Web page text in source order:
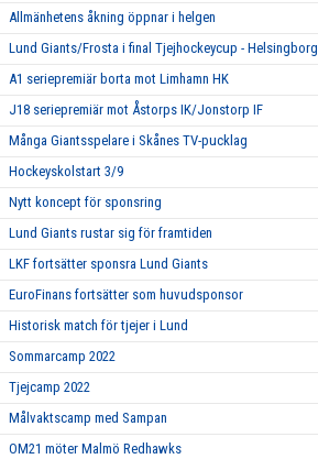
Allmänhetens åkning öppnar i helgen
Lund Giants/Frosta i final Tjejhockeycup - Helsingborg
A1 seriepremiär borta mot Limhamn HK
J18 seriepremiär mot Åstorps IK/Jonstorp IF
Många Giantsspelare i Skånes TV-pucklag
Hockeyskolstart 3/9
Nytt koncept för sponsring
Lund Giants rustar sig för framtiden
LKF fortsätter sponsra Lund Giants
EuroFinans fortsätter som huvudsponsor
Historisk match för tjejer i Lund
Sommarcamp 2022
Tjejcamp 2022
Målvaktscamp med Sampan
OM21 möter Malmö Redhawks